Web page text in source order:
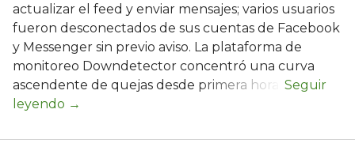
actualizar el feed y enviar mensajes; varios usuarios
fueron desconectados de sus cuentas de Facebook
y Messenger sin previo aviso. La plataforma de
monitoreo Downdetector concentró una curva
ascendente de quejas desde primera hora.